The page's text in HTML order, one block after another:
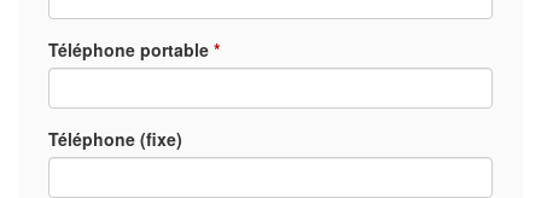
Téléphone portable *
Téléphone (fixe)